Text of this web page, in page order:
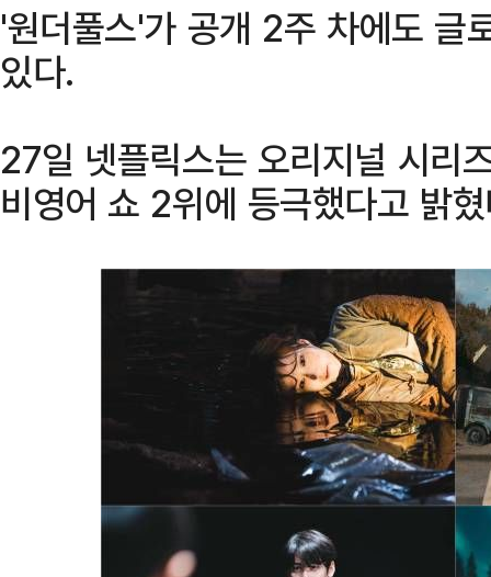
'원더풀스'가 공개 2주 차에도 글
있다.
27일 넷플릭스는 오리지널 시리
비영어 쇼 2위에 등극했다고 밝